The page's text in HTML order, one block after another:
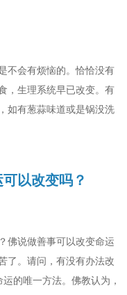
不会有烦恼的。恰恰没有
，生理系统早已改变。有
如有葱蒜味道或是锅没洗
以改变吗？
佛说做善事可以改变命运
了。请问，有没有办法改
的唯一方法。佛教认为，